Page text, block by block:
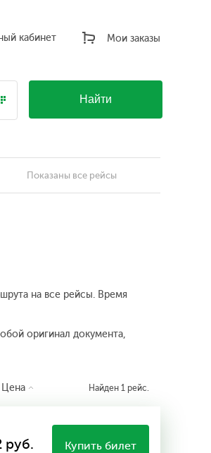
Мои заказы
кабинет
Найти
Показаны все рейсы
на все рейсы. Время
оригинал документа,
Цена Найден 1 рейс.
руб. Купить билет